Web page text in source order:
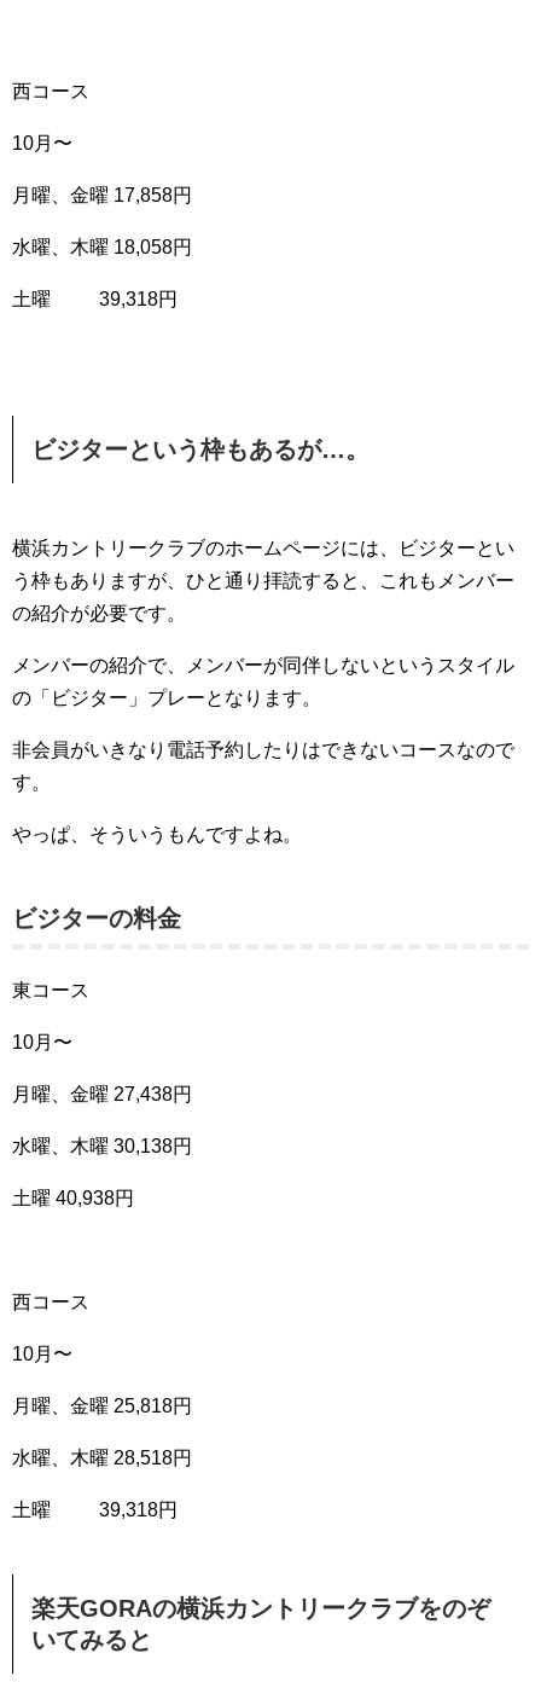
西コース
10月〜
月曜、金曜 17,858円
水曜、木曜 18,058円
土曜 39,318円
ビジターという枠もあるが…。
横浜カントリークラブのホームページには、ビジターとい
う枠もありますが、ひと通り拝読すると、これもメンバー
の紹介が必要です。
メンバーの紹介で、メンバーが同伴しないというスタイル
の「ビジター」プレーとなります。
非会員がいきなり電話予約したりはできないコースなので
す。
やっぱ、そういうもんですよね。
ビジターの料金
東コース
10月〜
月曜、金曜 27,438円
水曜、木曜 30,138円
土曜 40,938円
西コース
10月〜
月曜、金曜 25,818円
水曜、木曜 28,518円
土曜 39,318円
楽天GORAの横浜カントリークラブをのぞ
いてみると